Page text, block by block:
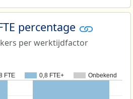
percentage
per werktijdfactor
FTE 0,8 FTE+ Onbekend